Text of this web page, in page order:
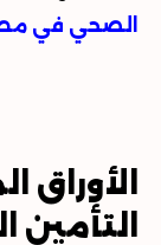
الصحي في